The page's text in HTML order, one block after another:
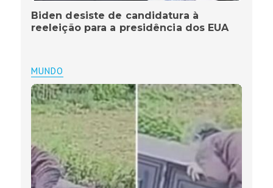
Biden desiste de candidatura à
reeleição para a presidência dos EUA
MUNDO